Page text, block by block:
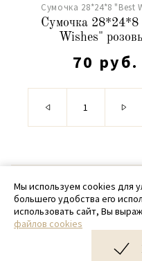
Сумочка 28*24*8 "Best
Сумочка 28*24*8
Wishes"
70 руб.
© 2020
+ 7
Дизайн и
Мы используем cookies для
большего удобства его
использовать сайт, Вы
файлов cookies